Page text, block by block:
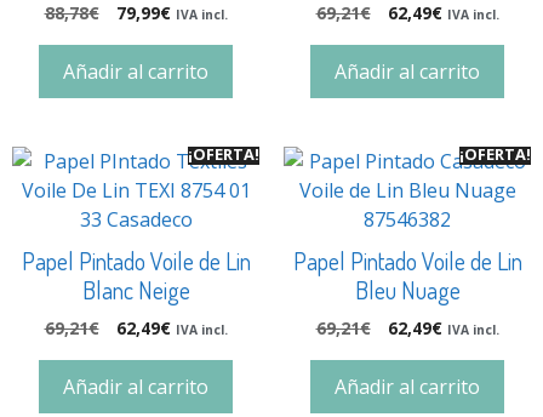
88,78€ 79,99€ IVA incl.
Añadir al carrito
69,21€ 62,49€ IVA incl.
Añadir al carrito
¡OFERTA!
Papel Pintado Voile de Lin
Blanc Neige
69,21€ 62,49€ IVA incl.
Añadir al carrito
¡OFERTA!
Papel Pintado Voile de Lin
Bleu Nuage
69,21€ 62,49€ IVA incl.
Añadir al carrito